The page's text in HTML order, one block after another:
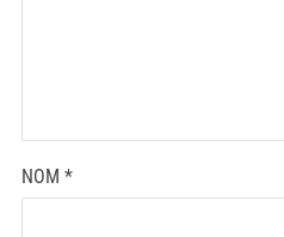
NOM *